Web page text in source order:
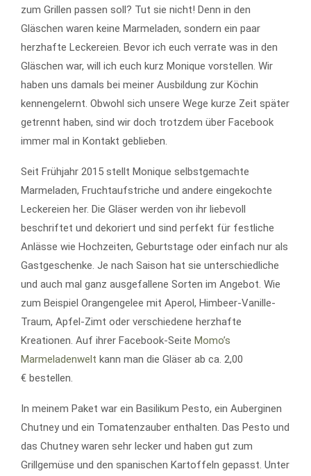
zum Grillen passen soll? Tut sie nicht! Denn in den
Gläschen waren keine Marmeladen, sondern ein paar
herzhafte Leckereien. Bevor ich euch verrate was in den
Gläschen war, will ich euch kurz Monique vorstellen. Wir
haben uns damals bei meiner Ausbildung zur Köchin
kennengelernt. Obwohl sich unsere Wege kurze Zeit später
getrennt haben, sind wir doch trotzdem über Facebook
immer mal in Kontakt geblieben.
Seit Frühjahr 2015 stellt Monique selbstgemachte
Marmeladen, Fruchtaufstriche und andere eingekochte
Leckereien her. Die Gläser werden von ihr liebevoll
beschriftet und dekoriert und sind perfekt für festliche
Anlässe wie Hochzeiten, Geburtstage oder einfach nur als
Gastgeschenke. Je nach Saison hat sie unterschiedliche
und auch mal ganz ausgefallene Sorten im Angebot. Wie
zum Beispiel Orangengelee mit Aperol, Himbeer-Vanille-
Traum, Apfel-Zimt oder verschiedene herzhafte
Kreationen. Auf ihrer Facebook-Seite Momo’s
Marmeladenwelt kann man die Gläser ab ca. 2,00
€ bestellen.
In meinem Paket war ein Basilikum Pesto, ein Auberginen
Chutney und ein Tomatenzauber enthalten. Das Pesto und
das Chutney waren sehr lecker und haben gut zum
Grillgemüse und den spanischen Kartoffeln gepasst. Unter